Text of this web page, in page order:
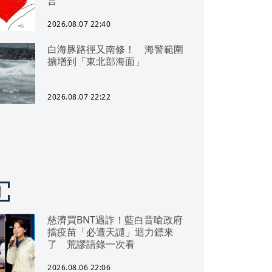
2026.08.07 22:40
白海豚路徑又南修！ 海警範圍
擴增到「東北部海面」
2026.08.07 22:22
慈濟買BNT遇詐！藍白昔嗆政府
擋疫苗「必遭天譴」迴力鏢來
了 荒謬語錄一次看
2026.08.06 22:06